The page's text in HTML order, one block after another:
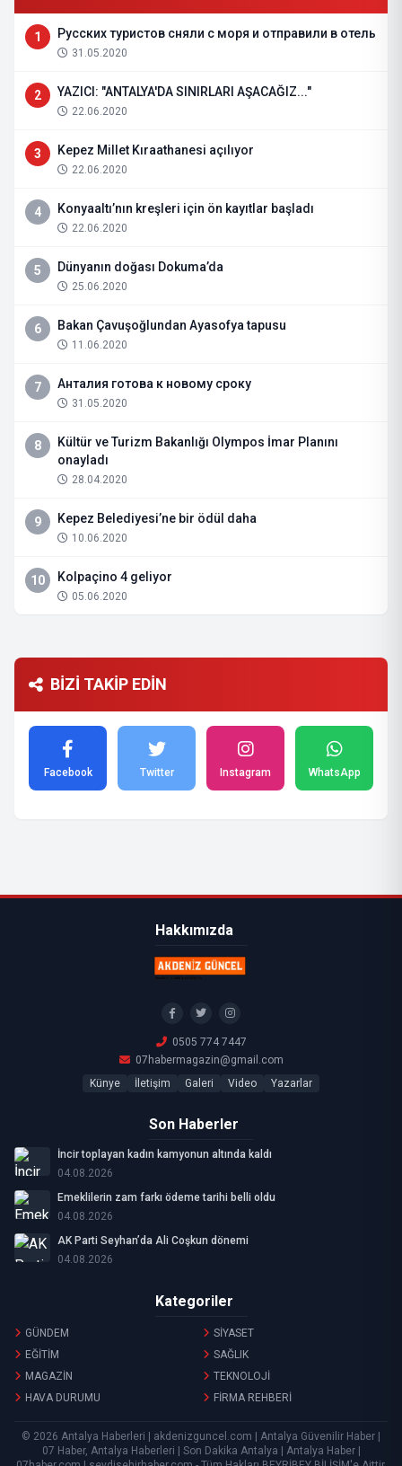
1 Русских туристов сняли с моря и отправили в отель
31.05.2020
2 YAZICI: "ANTALYA'DA SINIRLARI AŞACAĞIZ..."
22.06.2020
3 Kepez Millet Kıraathanesi açılıyor
22.06.2020
4 Konyaaltı’nın kreşleri için ön kayıtlar başladı
22.06.2020
5 Dünyanın doğası Dokuma’da
25.06.2020
6 Bakan Çavuşoğlundan Ayasofya tapusu
11.06.2020
7 Анталия готова к новому сроку
31.05.2020
8
Kültür ve Turizm Bakanlığı Olympos İmar Planını
onayladı
28.04.2020
9 Kepez Belediyesi’ne bir ödül daha
10.06.2020
10 Kolpaçino 4 geliyor
05.06.2020
BİZİ TAKİP EDİN
Facebook Twitter Instagram WhatsApp
Hakkımızda
0505 774 7447
07habermagazin@gmail.com
Künye
İletişim Galeri Video Yazarlar
Son Haberler
İncir toplayan kadın kamyonun altında kaldı
04.08.2026
Emeklilerin zam farkı ödeme tarihi belli oldu
04.08.2026
AK Parti Seyhan’da Ali Coşkun dönemi
04.08.2026
Kategoriler
GÜNDEM
SİYASET
EĞİTİM
SAĞLIK
MAGAZİN
TEKNOLOJİ
HAVA DURUMU
FİRMA REHBERİ
© 2026 Antalya Haberleri | akdenizguncel.com | Antalya Güvenilir Haber |
07 Haber, Antalya Haberleri | Son Dakika Antalya | Antalya Haber |